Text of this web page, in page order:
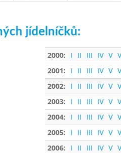
jídelníčků:
2000: I II III IV V
2001:
I II III IV V
2002:
I II III IV V
2003:
I II III IV V
2004:
I II III IV V
2005:
I II III IV V
2006:
I II III IV V